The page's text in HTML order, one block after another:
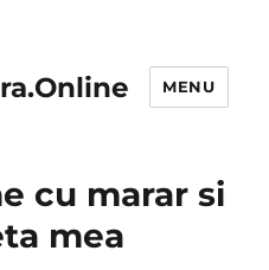
MENU
cu marar si
mea